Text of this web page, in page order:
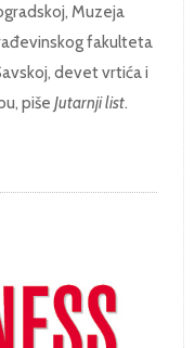
Muzeja
fakulteta
devet vrtića i
piše Jutarnji list.